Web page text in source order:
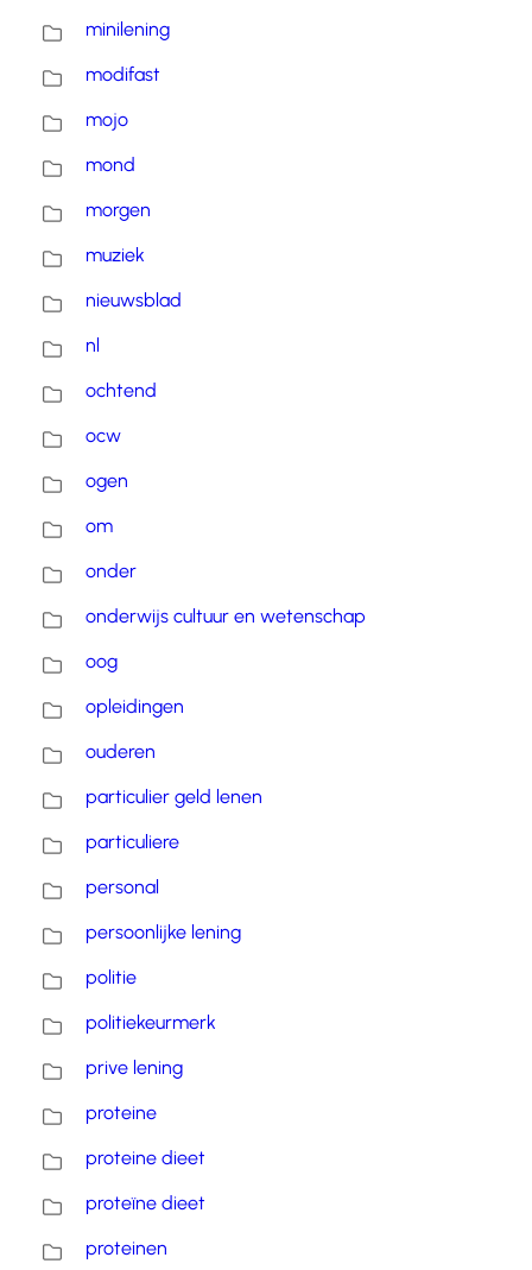
minilening
modifast
mojo
mond
morgen
muziek
nieuwsblad
nl
ochtend
ocw
ogen
om
onder
onderwijs cultuur en wetenschap
oog
opleidingen
ouderen
particulier geld lenen
particuliere
personal
persoonlijke lening
politie
politiekeurmerk
prive lening
proteine
proteine dieet
proteïne dieet
proteinen